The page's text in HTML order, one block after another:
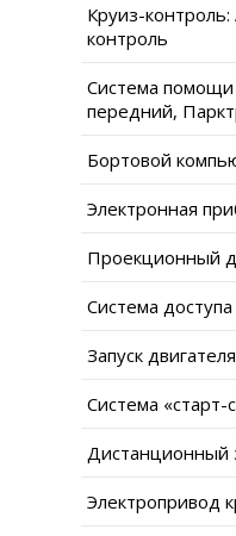
Круиз-
контроль
Система помощи
передний,
Бортовой
Электронная
Проекционный
Система
Запуск
Система «старт-
Дистанционный
Электропривод